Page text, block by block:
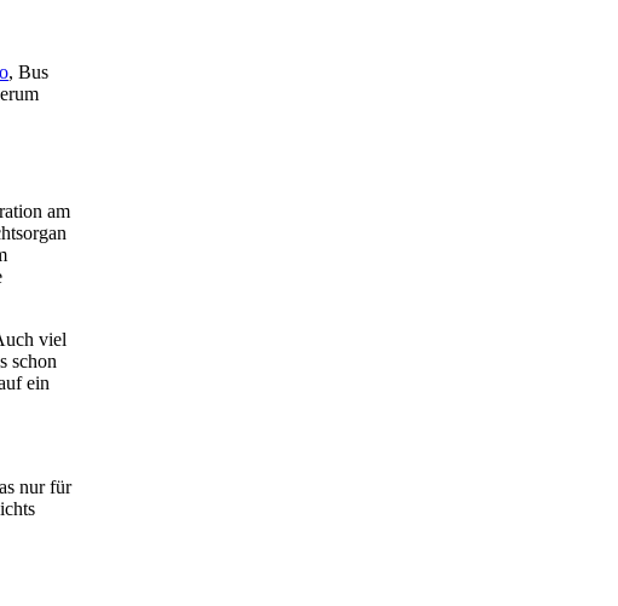
, Bus
am
viel
schon
ein
nur für